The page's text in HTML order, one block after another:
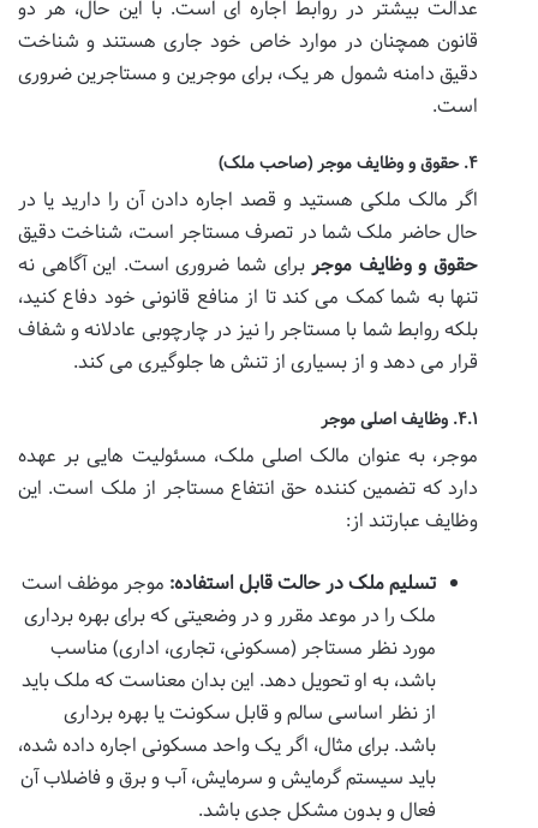
عدالت بیشتر در روابط اجاره ای است. با این حال، هر دو
قانون همچنان در موارد خاص خود جاری هستند و شناخت
دقیق دامنه شمول هر یک، برای موجرین و مستاجرین ضروری
است.
۴. حقوق و وظایف موجر (صاحب ملک)
اگر مالک ملکی هستید و قصد اجاره دادن آن را دارید یا در
حال حاضر ملک شما در تصرف مستاجر است، شناخت دقیق
حقوق و وظایف موجربرای شما ضروری است. این آگاهی نه
تنها به شما کمک می کند تا از منافع قانونی خود دفاع کنید،
بلکه روابط شما با مستاجر را نیز در چارچوبی عادلانه و شفاف
قرار می دهد و از بسیاری از تنش ها جلوگیری می کند.
۴.۱. وظایف اصلی موجر
موجر، به عنوان مالک اصلی ملک، مسئولیت هایی بر عهده
دارد که تضمین کننده حق انتفاع مستاجر از ملک است. این
وظایف عبارتند از:
تسلیم ملک در حالت قابل استفاده: موجر موظف است
ملک را در موعد مقرر و در وضعیتی که برای بهره برداری
مورد نظر مستاجر (مسکونی، تجاری، اداری) مناسب
باشد، به او تحویل دهد. این بدان معناست که ملک باید
از نظر اساسی سالم و قابل سکونت یا بهره برداری
باشد. برای مثال، اگر یک واحد مسکونی اجاره داده شده،
باید سیستم گرمایش و سرمایش، آب و برق و فاضلاب آن
فعال و بدون مشکل جدی باشد.